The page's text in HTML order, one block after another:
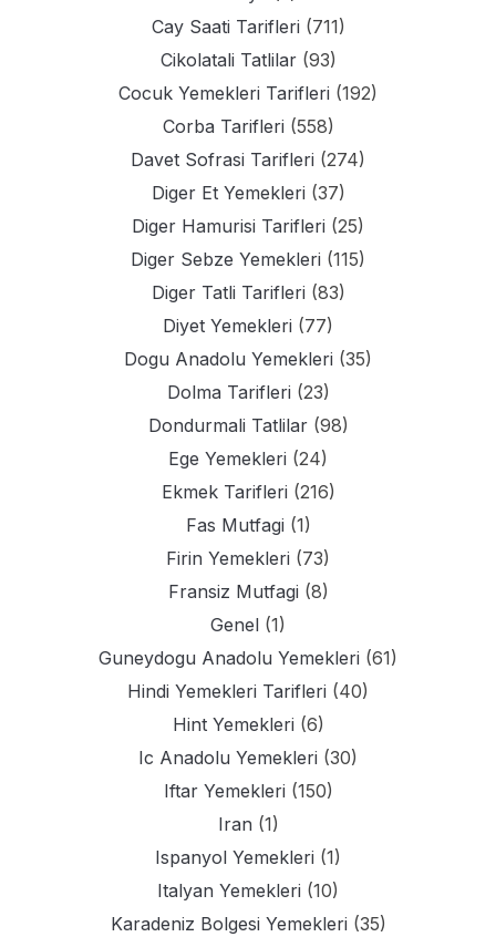
Cay Saati Tarifleri (711)
Cikolatali Tatlilar(93)
Cocuk Yemekleri Tarifleri (192)
Corba Tarifleri (558)
Davet Sofrasi Tarifleri (274)
Diger Et Yemekleri (37)
Diger Hamurisi Tarifleri (25)
Diger Sebze Yemekleri (115)
Diger Tatli Tarifleri (83)
Diyet Yemekleri (77)
Dogu Anadolu Yemekleri (35)
Dolma Tarifleri (23)
Dondurmali Tatlilar(98)
Ege Yemekleri (24)
Ekmek Tarifleri (216)
Fas Mutfagi (1)
Firin Yemekleri (73)
Fransiz Mutfagi (8)
Genel (1)
Guneydogu Anadolu Yemekleri (61)
Hindi Yemekleri Tarifleri (40)
Hint Yemekleri (6)
Ic Anadolu Yemekleri (30)
Iftar Yemekleri (150)
Iran (1)
Ispanyol Yemekleri (1)
Italyan Yemekleri (10)
Karadeniz Bolgesi Yemekleri (35)